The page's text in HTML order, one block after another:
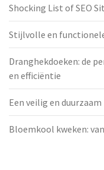
Shocking List of SEO
Stijlvolle en
Dranghekdoeken: de
en efficiëntie
Een veilig en
Bloemkool kweken: